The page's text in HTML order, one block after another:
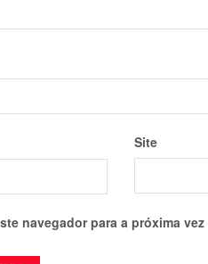
Site
navegador para a próxima